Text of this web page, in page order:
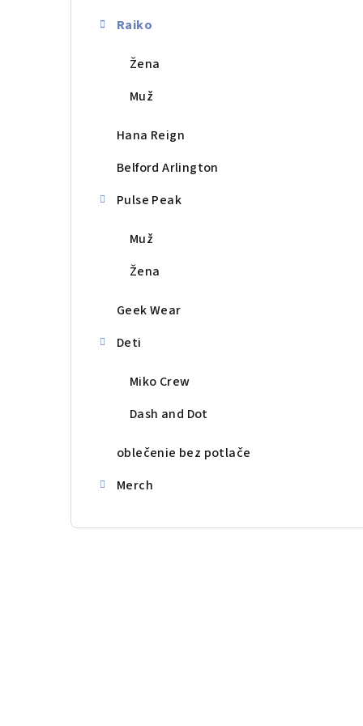
Raiko
Žena
Muž
Hana Reign
Belford Arlington
Pulse Peak
Muž
Žena
Geek Wear
Deti
Miko Crew
Dash and Dot
oblečenie bez potlače
Merch